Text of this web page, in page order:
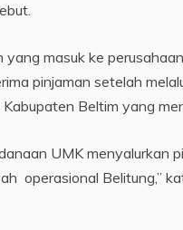
yang masuk ke
pinjaman setelah
Beltim yang
UMK
operasional Belitung,”